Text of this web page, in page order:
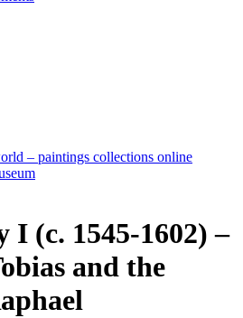
– paintings collections online
I (c. 1545-1602) –
and the